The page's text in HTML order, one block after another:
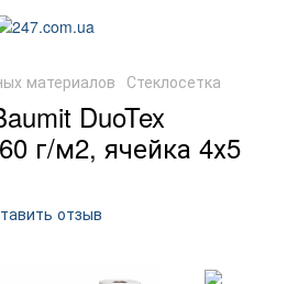
материалов Стеклосетка
DuoTex
г/м2, ячейка 4х5
отзыв